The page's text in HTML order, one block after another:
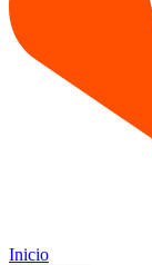
Inicio